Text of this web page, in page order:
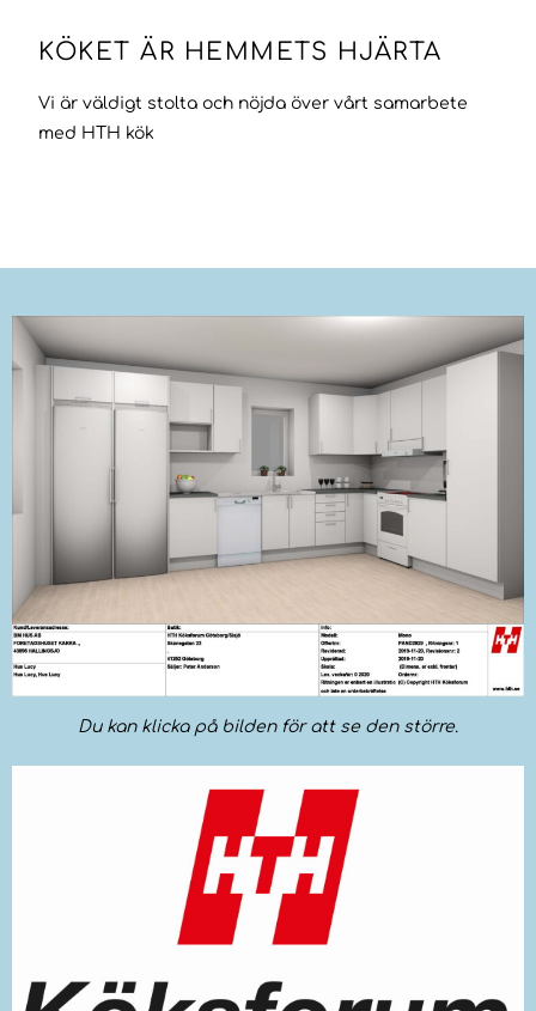
KÖKET ÄR HEMMETS HJÄRTA
Vi är väldigt stolta och nöjda över vårt samarbete
med HTH kök
Du kan klicka på bilden för att se den större.